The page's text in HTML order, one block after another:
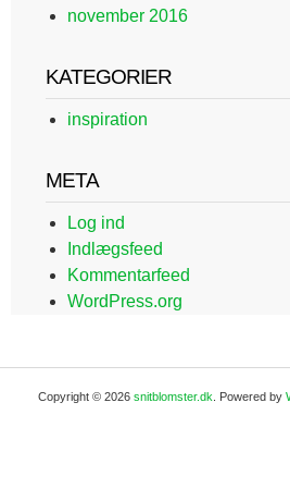
november 2016
KATEGORIER
inspiration
META
Log ind
Indlægsfeed
Kommentarfeed
WordPress.org
Copyright © 2026 snitblomster.dk . Powered by